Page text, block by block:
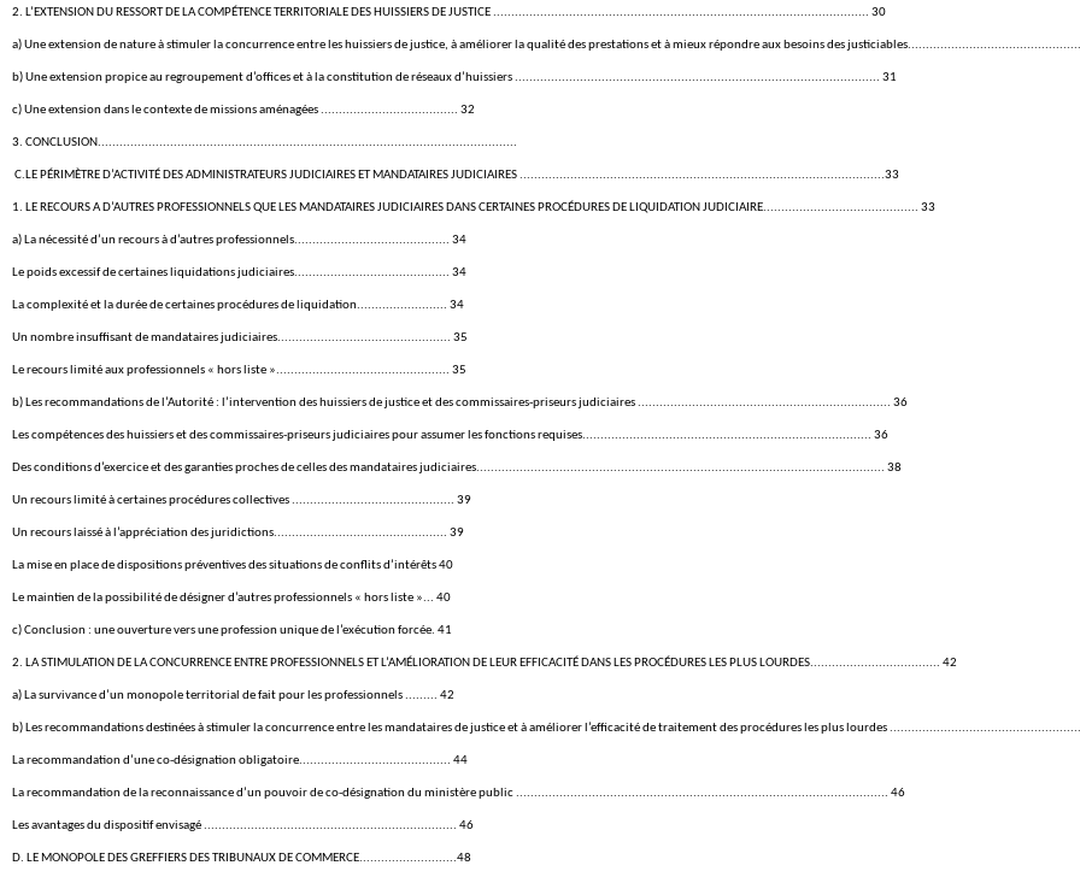
2. L’EXTENSION DU RESSORT DE LA COMPÉTENCE TERRITORIALE DES HUISSIERS DE JUSTICE ........................................................................................................ 30
a) Une extension de nature à stimuler la concurrence entre les huissiers de justice, à améliorer la qualité des prestations et à mieux répondre aux besoins des
b) Une extension propice au regroupement d’offices et à la constitution de réseaux d’huissiers ..................................................................................................... 31
c) Une extension dans le contexte de missions aménagées ...................................... 32
3. CONCLUSION....................................................................................................................
C.LE PÉRIMÈTRE D’ACTIVITÉ DES ADMINISTRATEURS JUDICIAIRES ET MANDATAIRES JUDICIAIRES .....................................................................................................33
1. LE RECOURS A D’AUTRES PROFESSIONNELS QUE LES MANDATAIRES JUDICIAIRES DANS CERTAINES PROCÉDURES DE LIQUIDATION JUDICIAIRE........................................... 33
a) La nécessité d’un recours à d’autres professionnels........................................... 34
Le poids excessif de certaines liquidations judiciaires........................................... 34
La complexité et la durée de certaines procédures de liquidation......................... 34
Un nombre insuffisant de mandataires judiciaires................................................ 35
Le recours limité aux professionnels « hors liste »................................................ 35
b) Les recommandations de l’Autorité : l’intervention des huissiers de justice et des commissaires-priseurs judiciaires ...................................................................... 36
Les compétences des huissiers et des commissaires-priseurs judiciaires pour assumer les fonctions requises................................................................................ 36
Des conditions d’exercice et des garanties proches de celles des mandataires judiciaires................................................................................................................. 38
Un recours limité à certaines procédures collectives ............................................. 39
Un recours laissé à l’appréciation des juridictions................................................ 39
La mise en place de dispositions préventives des situations de conflits d’intérêts 40
Le maintien de la possibilité de désigner d’autres professionnels « hors liste »... 40
c) Conclusion : une ouverture vers une profession unique de l’exécution forcée. 41
2. LA STIMULATION DE LA CONCURRENCE ENTRE PROFESSIONNELS ET L’AMÉLIORATION DE LEUR EFFICACITÉ DANS LES PROCÉDURES LES PLUS LOURDES.................................... 42
a) La survivance d’un monopole territorial de fait pour les professionnels ......... 42
b) Les recommandations destinées à stimuler la concurrence entre les mandataires de justice et à améliorer l’efficacité de traitement des procédures les plus lourdes
La recommandation d’une co-désignation obligatoire.......................................... 44
La recommandation de la reconnaissance d’un pouvoir de co-désignation du ministère public ....................................................................................................... 46
Les avantages du dispositif envisagé ...................................................................... 46
D. LE MONOPOLE DES GREFFIERS DES TRIBUNAUX DE COMMERCE...........................48